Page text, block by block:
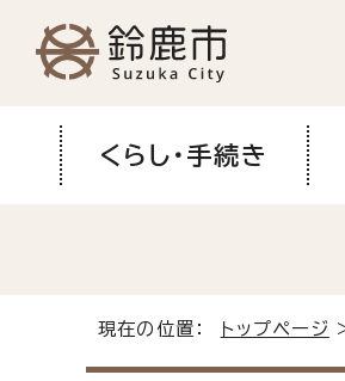
くらし・手続き
現在の位置： トップページ